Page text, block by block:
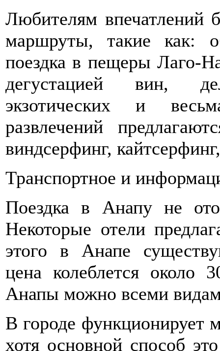
Любителям впечатлений
маршруты, такие как:
поездка в пещеры Лаго-
дегустацией вин,
экзотических и
развлечений
виндсерфинг,
Транспортное и
Поездка в Анапу не
Некоторые отели
этого в Анапе
цена колеблется около
Анапы можно всеми
В городе функционирует
хотя основной способ